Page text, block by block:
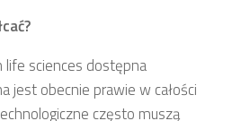
life sciences dostępna
jest obecnie prawie w całości
często muszą